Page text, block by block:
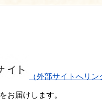
（外部サイトへリン
お届けします。